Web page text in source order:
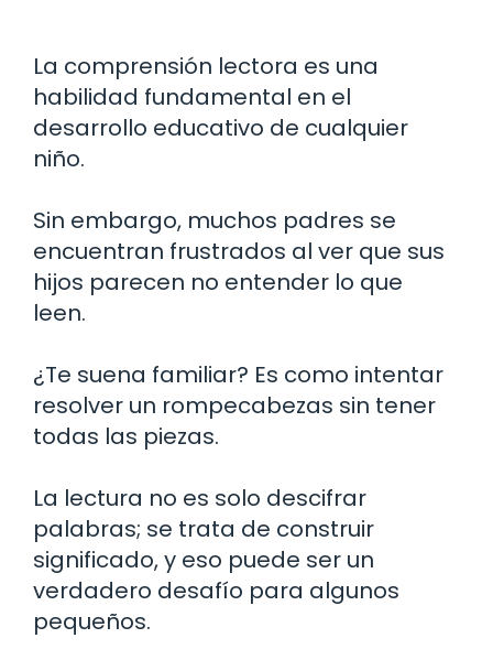
La comprensión lectora es una
habilidad fundamental en el
desarrollo educativo de cualquier
niño.
Sin embargo, muchos padres se
encuentran frustrados al ver que sus
hijos parecen no entender lo que
leen.
¿Te suena familiar? Es como intentar
resolver un rompecabezas sin tener
todas las piezas.
La lectura no es solo descifrar
palabras; se trata de construir
significado, y eso puede ser un
verdadero desafío para algunos
pequeños.